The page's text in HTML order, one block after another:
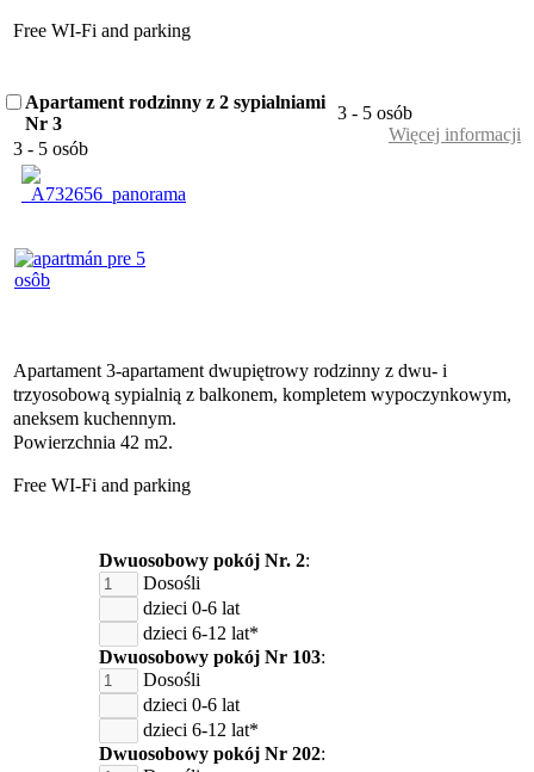
Free WI-Fi and parking
Apartament rodzinny z 2 sypialniami
Nr 3
3 - 5 osób
3 - 5 osób
Więcej informacji
Apartament 3-apartament dwupiętrowy rodzinny z dwu- i
trzyosobową sypialnią z balkonem, kompletem wypoczynkowym,
aneksem kuchennym.
Powierzchnia 42 m2.
Free WI-Fi and parking
Dwuosobowy pokój Nr. 2:
Dosośli
dzieci 0-6 lat
dzieci 6-12 lat*
Dwuosobowy pokój Nr 103:
Dosośli
dzieci 0-6 lat
dzieci 6-12 lat*
Dwuosobowy pokój Nr 202: